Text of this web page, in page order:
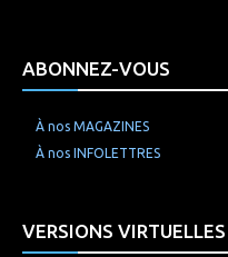
ABONNEZ-VOUS
À nos MAGAZINES
À nos INFOLETTRES
VERSIONS VIRTUELLES